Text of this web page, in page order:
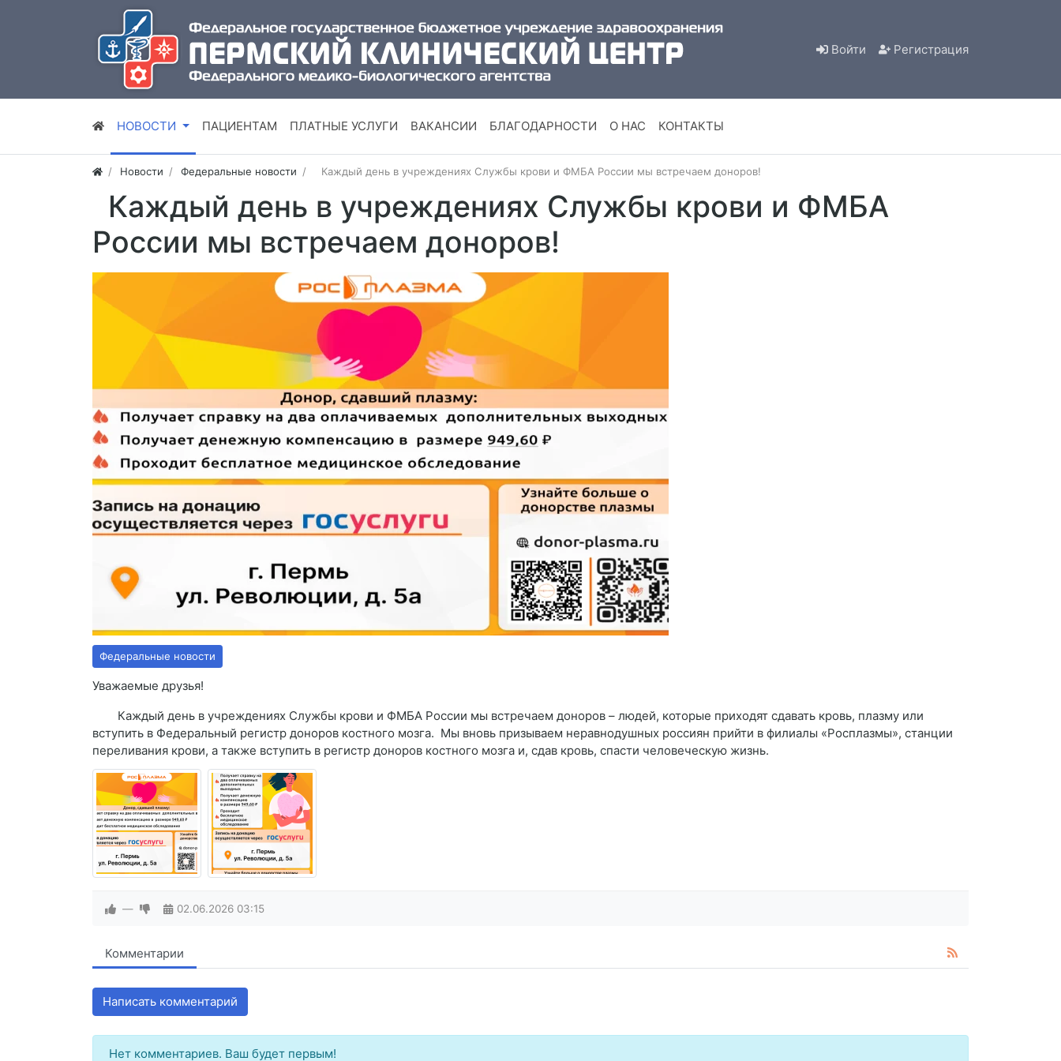
Войти Регистрация
НОВОСТИ ПАЦИЕНТАМ ПЛАТНЫЕ УСЛУГИ ВАКАНСИИ БЛАГОДАРНОСТИ О НАС КОНТАКТЫ
Новости Федеральные новости Каждый день в учреждениях Службы крови и ФМБА России мы встречаем доноров!
Каждый день в учреждениях Службы крови и ФМБА
России мы встречаем доноров!
Федеральные новости
Уважаемые друзья!
Каждый день в учреждениях Службы крови и ФМБА России мы встречаем доноров – людей, которые приходят сдавать кровь, плазму или
вступить в Федеральный регистр доноров костного мозга. Мы вновь призываем неравнодушных россиян прийти в филиалы «Росплазмы», станции
переливания крови, а также вступить в регистр доноров костного мозга и, сдав кровь, спасти человеческую жизнь.
— 02.06.2026 03:15
Комментарии
Написать комментарий
Нет комментариев. Ваш будет первым!